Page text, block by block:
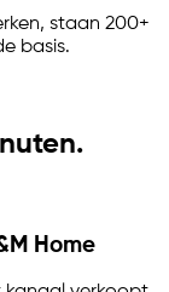
staan 200+
basis.
Home